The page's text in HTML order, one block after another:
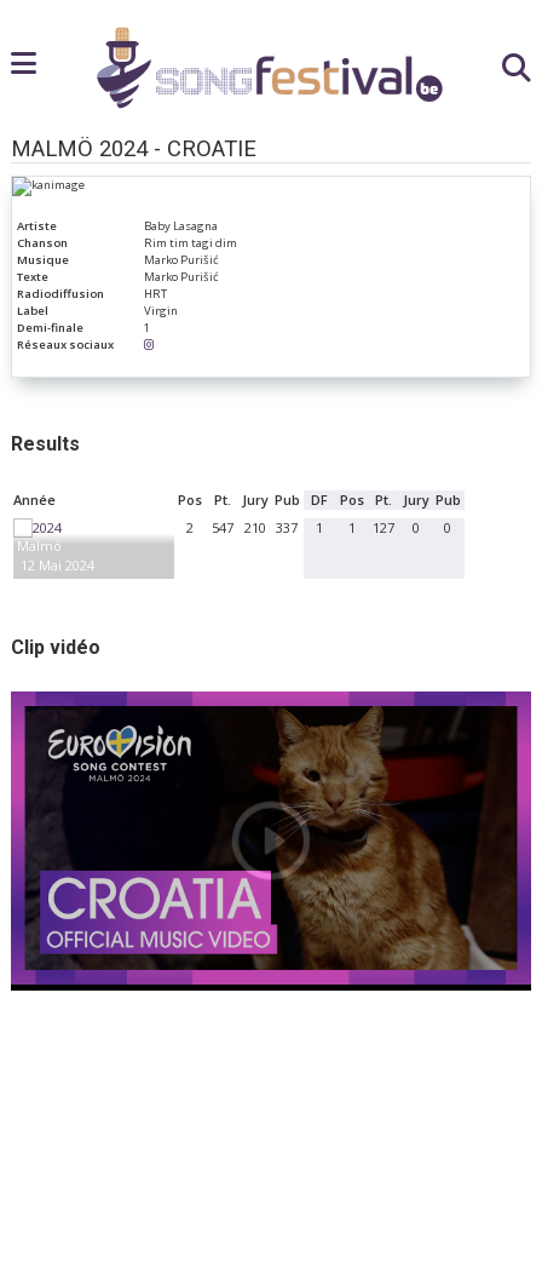
MALMÖ 2024 - CROATIE
Artiste
Baby Lasagna
Chanson
Rim tim tagi dim
Musique
Marko Purišić
Texte
Marko Purišić
Radiodiffusion
HRT
Label
Virgin
Demi-finale
1
Réseaux sociaux
Results
Année Pos Pt. Jury Pub DF Pos Pt. Jury Pub
Malmö
12 Mai 2024
2 547 210 337 1 1 127 0 0
Clip vidéo